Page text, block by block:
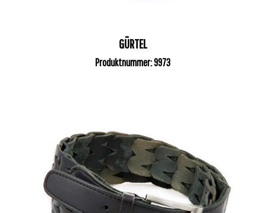
GÜRTEL
Produktnummer: 9973